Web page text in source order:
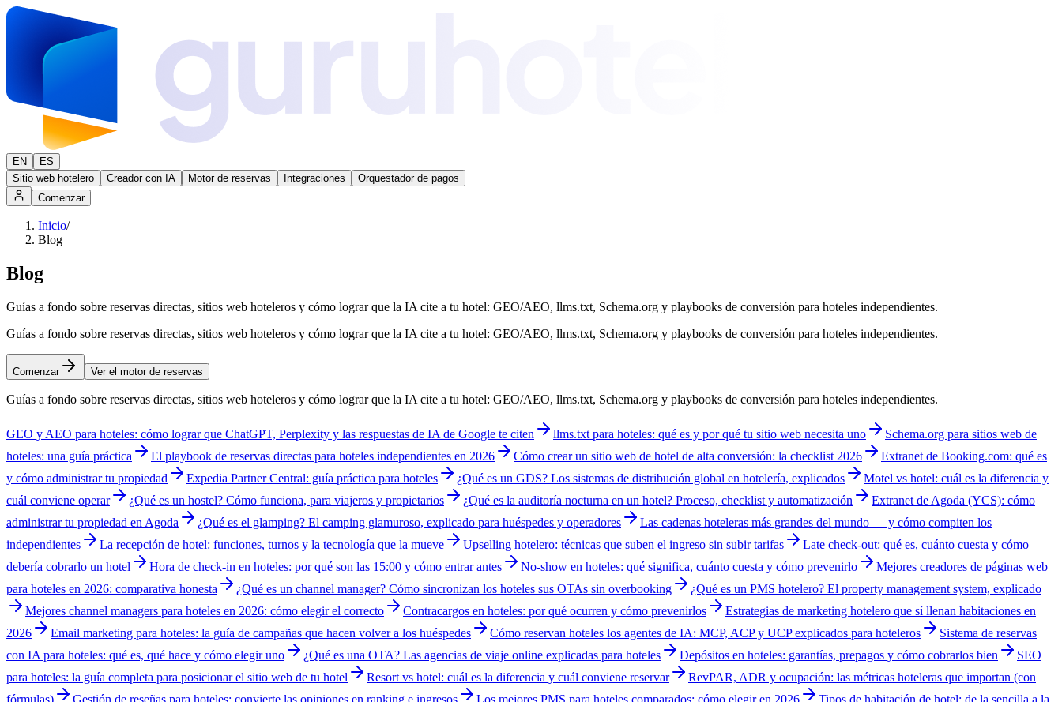
EN
ES
Sitio web hotelero
Creador con IA Motor de reservas Integraciones
Orquestador de pagos
Comenzar
Inicio/
Blog
Blog
Guías a fondo sobre reservas directas, sitios web hoteleros y cómo lograr que la IA cite a tu hotel: GEO/AEO, llms.txt, Schema.org y playbooks de conversión para hoteles independientes.
Guías a fondo sobre reservas directas, sitios web hoteleros y cómo lograr que la IA cite a tu hotel: GEO/AEO, llms.txt, Schema.org y playbooks de conversión para hoteles independientes.
Comenzar Ver el motor de reservas
Guías a fondo sobre reservas directas, sitios web hoteleros y cómo lograr que la IA cite a tu hotel: GEO/AEO, llms.txt, Schema.org y playbooks de conversión para hoteles independientes.
GEO y AEO para hoteles: cómo lograr que ChatGPT, Perplexity y las respuestas de IA de Google te citen llms.txt para hoteles: qué es y por qué tu sitio web necesita uno
Schema.org para sitios web de
hoteles: una guía práctica
El playbook de reservas directas para hoteles independientes en 2026 Cómo crear un sitio web de hotel de alta conversión: la checklist 2026
Extranet de Booking.com: qué es
y cómo administrar tu propiedad
Expedia Partner Central: guía práctica para hoteles ¿Qué es un GDS? Los sistemas de distribución global en hotelería, explicados
Motel vs hotel: cuál es la diferencia y
cuál conviene operar
¿Qué es un hostel? Cómo funciona, para viajeros y propietarios ¿Qué es la auditoría nocturna en un hotel? Proceso, checklist y automatización
Extranet de Agoda (YCS): cómo
administrar tu propiedad en Agoda
¿Qué es el glamping? El camping glamuroso, explicado para huéspedes y operadores
Las cadenas hoteleras más grandes del mundo — y cómo compiten los
independientes
La recepción de hotel: funciones, turnos y la tecnología que la mueve Upselling hotelero: técnicas que suben el ingreso sin subir tarifas
Late check-out: qué es, cuánto cuesta y cómo
debería cobrarlo un hotel
Hora de check-in en hoteles: por qué son las 15:00 y cómo entrar antes No-show en hoteles: qué significa, cuánto cuesta y cómo prevenirlo
Mejores creadores de páginas web
para hoteles en 2026: comparativa honesta
¿Qué es un channel manager? Cómo sincronizan los hoteles sus OTAs sin overbooking
¿Qué es un PMS hotelero? El property management system, explicado
Mejores channel managers para hoteles en 2026: cómo elegir el correcto
Contracargos en hoteles: por qué ocurren y cómo prevenirlos
Estrategias de marketing hotelero que sí llenan habitaciones en
2026
Email marketing para hoteles: la guía de campañas que hacen volver a los huéspedes Cómo reservan hoteles los agentes de IA: MCP, ACP y UCP explicados para hoteleros
Sistema de reservas
con IA para hoteles: qué es, qué hace y cómo elegir uno
¿Qué es una OTA? Las agencias de viaje online explicadas para hoteles Depósitos en hoteles: garantías, prepagos y cómo cobrarlos bien
SEO
para hoteles: la guía completa para posicionar el sitio web de tu hotel
Resort vs hotel: cuál es la diferencia y cuál conviene reservar
RevPAR, ADR y ocupación: las métricas hoteleras que importan (con
fórmulas)
Gestión de reseñas para hoteles: convierte las opiniones en ranking e ingresos Los mejores PMS para hoteles comparados: cómo elegir en 2026
Tipos de habitación de hotel: de la sencilla a la